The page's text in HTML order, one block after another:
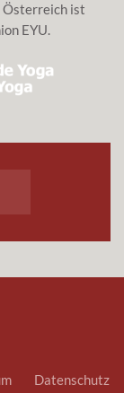
Österreich ist
EYU.
Datenschutz